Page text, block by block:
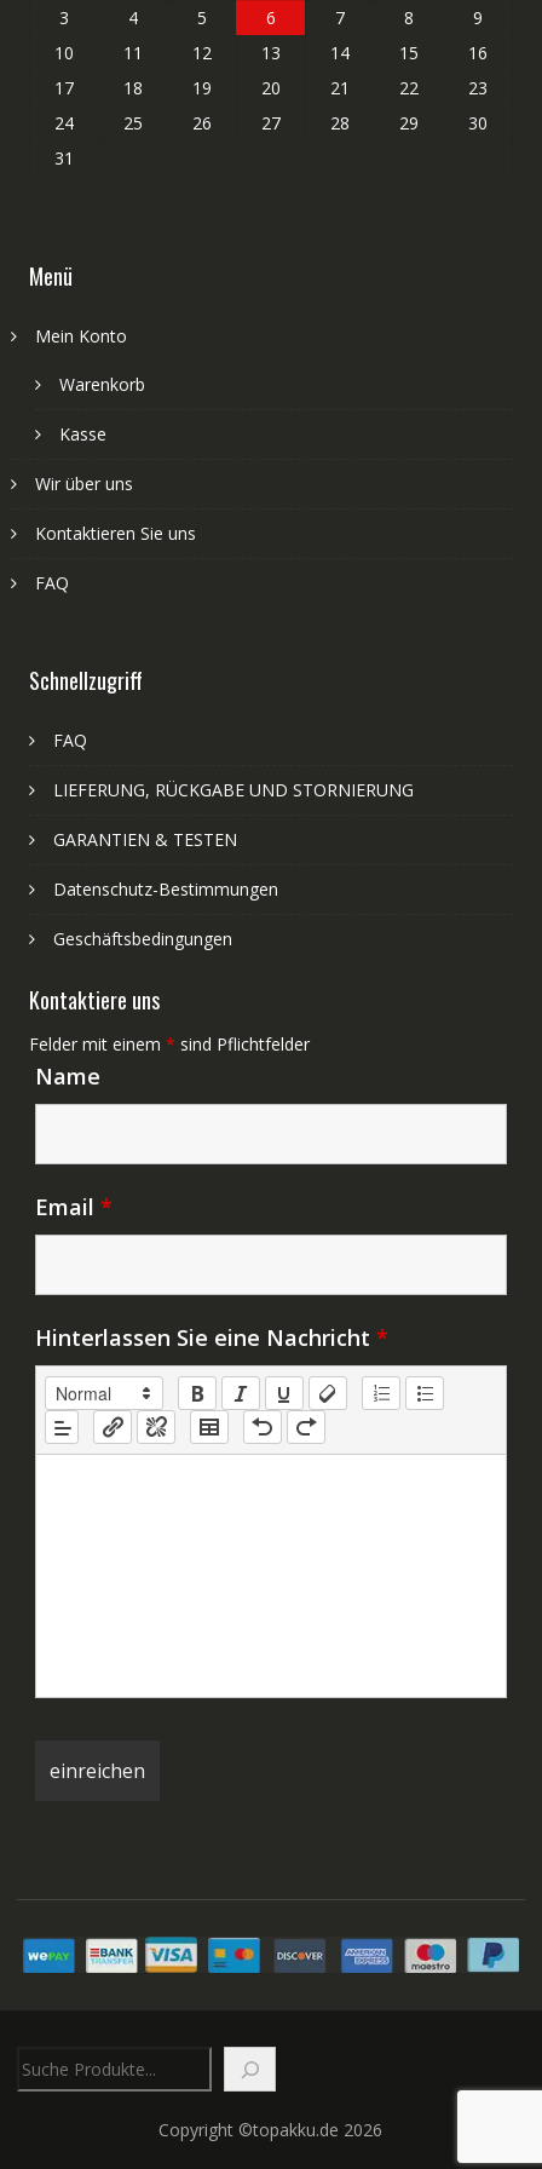
3
4 5 6 7 8
9
10
11 12 13 14 15
16
17
18 19 20 21 22
23
24
25 26 27 28 29
30
31
Menü
Mein Konto
Warenkorb
Kasse
Wir über uns
Kontaktieren Sie uns
FAQ
Schnellzugriff
FAQ
LIEFERUNG, RÜCKGABE UND STORNIERUNG
GARANTIEN & TESTEN
Datenschutz-Bestimmungen
Geschäftsbedingungen
Kontaktiere uns
Felder mit einem * sind Pflichtfelder
Name
Email *
Hinterlassen Sie eine Nachricht *
Copyright ©topakku.de 2026